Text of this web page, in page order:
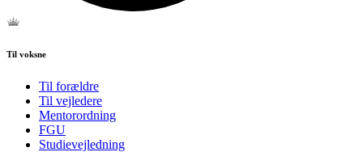
Til voksne
Til forældre
Til vejledere
Mentorordning
FGU
Studievejledning